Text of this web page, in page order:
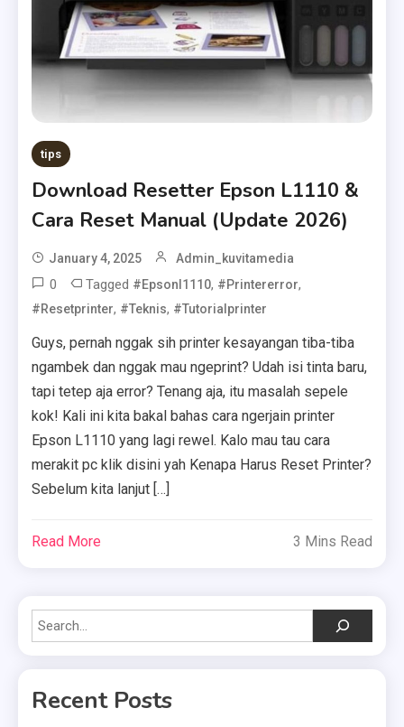
tips
Download Resetter Epson L1110 &
Cara Reset Manual (Update 2026)
January 4, 2025 Admin_kuvitamedia
0 Tagged #epsonl1110, #printererror,
#resetprinter, #teknis, #tutorialprinter
Guys, pernah nggak sih printer kesayangan tiba-tiba
ngambek dan nggak mau ngeprint? Udah isi tinta baru,
tapi tetep aja error? Tenang aja, itu masalah sepele
kok! Kali ini kita bakal bahas cara ngerjain printer
Epson L1110 yang lagi rewel. Kalo mau tau cara
merakit pc klik disini yah Kenapa Harus Reset Printer?
Sebelum kita lanjut […]
Read More 3 Mins Read
Search
Recent Posts